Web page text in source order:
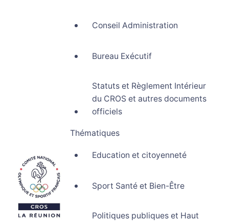
Conseil Administration
Bureau Exécutif
Statuts et Règlement Intérieur
du CROS et autres documents
officiels
Thématiques
Education et citoyenneté
Sport Santé et Bien-Être
Politiques publiques et Haut